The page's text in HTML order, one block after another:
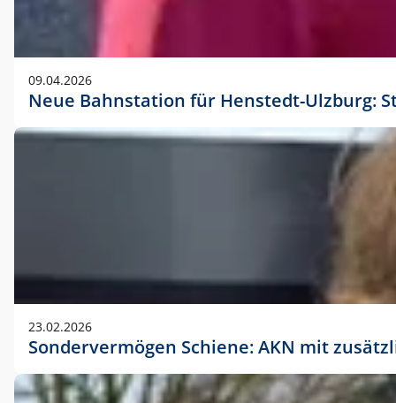
09.04.2026
Neue Bahnstation für Henstedt-Ulzburg:
23.02.2026
Sondervermögen Schiene: AKN mit